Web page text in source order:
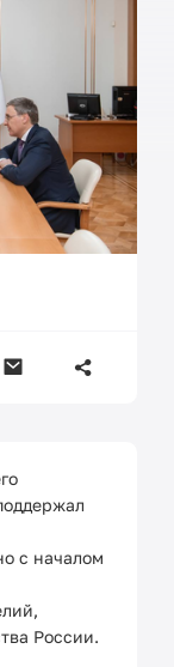
с началом
России.